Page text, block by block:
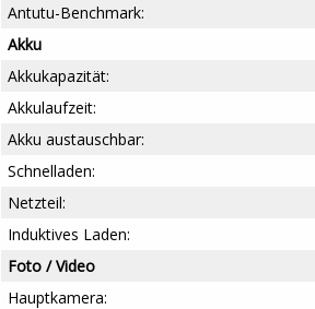
Antutu-Benchmark:
Akku
Akkukapazität:
Akkulaufzeit:
Akku austauschbar:
Schnelladen:
Netzteil:
Induktives Laden:
Foto / Video
Hauptkamera: